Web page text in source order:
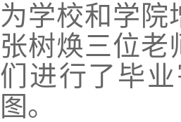
为学校和学院
张树焕三位老
们进行了毕
图。